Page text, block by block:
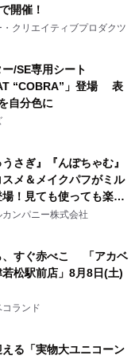
開催！
クリエイティブプロダクツ
/SE専用シート
“COBRA”」登場 表
自分色に
うさぎ』『んぽちゃむ』
メ＆メイクパフがミル
！見ても使っても楽し
ュートなコレクショ
ンパニー株式会社
、すぐ赤べこ 「アカベ
若松駅前店」8月8日(土)
ランド
る「実物大ユニコーン